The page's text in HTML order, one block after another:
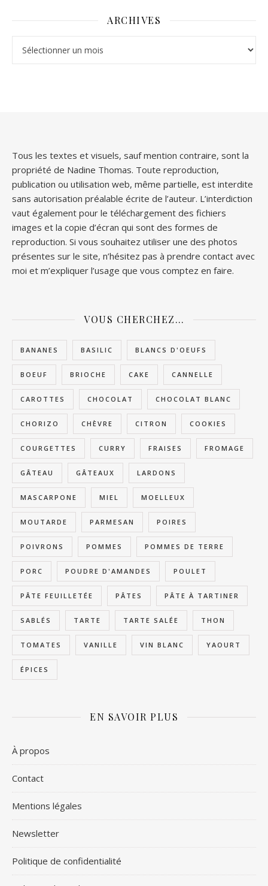
ARCHIVES
Tous les textes et visuels, sauf mention contraire, sont la
propriété de Nadine Thomas. Toute reproduction,
publication ou utilisation web, même partielle, est interdite
sans autorisation préalable écrite de l’auteur. L’interdiction
vaut également pour le téléchargement des fichiers
images et la copie d’écran qui sont des formes de
reproduction. Si vous souhaitez utiliser une des photos
présentes sur le site, n’hésitez pas à prendre contact avec
moi et m’expliquer l’usage que vous comptez en faire.
VOUS CHERCHEZ…
BANANES BASILIC BLANCS D'OEUFS
BOEUF BRIOCHE CAKE CANNELLE
CAROTTES CHOCOLAT CHOCOLAT BLANC
CHORIZO CHÈVRE CITRON COOKIES
COURGETTES CURRY FRAISES FROMAGE
GÂTEAU GÂTEAUX LARDONS
MASCARPONE MIEL MOELLEUX
MOUTARDE PARMESAN POIRES
POIVRONS POMMES POMMES DE TERRE
PORC POUDRE D'AMANDES POULET
PÂTE FEUILLETÉE PÂTES PÂTE À TARTINER
SABLÉS TARTE TARTE SALÉE THON
TOMATES VANILLE VIN BLANC YAOURT
ÉPICES
EN SAVOIR PLUS
À propos
Contact
Mentions légales
Newsletter
Politique de confidentialité